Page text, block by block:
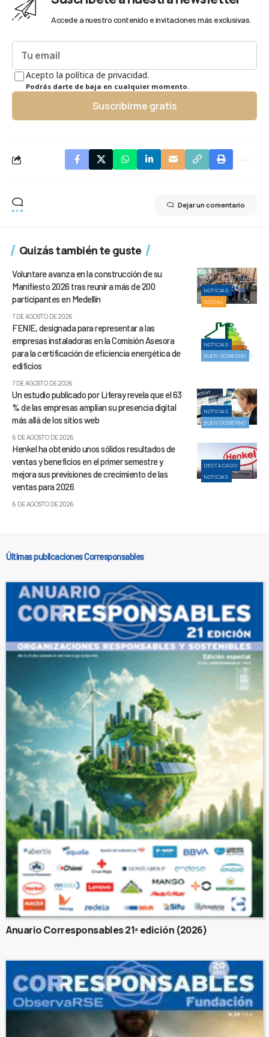
Accede a nuestro contenido e invitaciones más exclusivas.
Acepto la política de privacidad.
Podrás darte de baja en cualquier momento.
Suscribirme gratis
Dejar un comentario
Quizás también te guste
NOTICIAS
SOCIAL
Voluntare avanza en la construcción de su
Manifiesto 2026 tras reunir a más de 200
participantes en Medellín
7 DE AGOSTO DE 2026
NOTICIAS
BUEN GOBIERNO
FENIE, designada para representar a las
empresas instaladoras en la Comisión Asesora
para la certificación de eficiencia energética de
edificios
7 DE AGOSTO DE 2026
NOTICIAS
BUEN GOBIERNO
Un estudio publicado por Liferay revela que el 63
% de las empresas amplían su presencia digital
más allá de los sitios web
6 DE AGOSTO DE 2026
DESTACADO
NOTICIAS
Henkel ha obtenido unos sólidos resultados de
ventas y beneficios en el primer semestre y
mejora sus previsiones de crecimiento de las
ventas para 2026
6 DE AGOSTO DE 2026
Últimas publicaciones Corresponsables
Anuario Corresponsables 21ª edición (2026)